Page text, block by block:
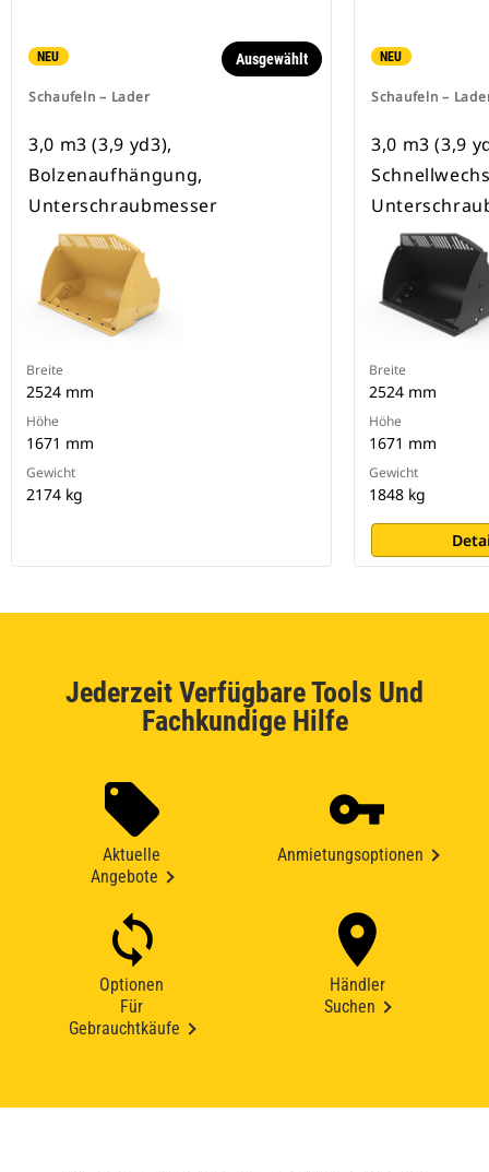
NEU
Schaufeln – Lader
Ausgewählt
3,0 m3 (3,9 yd3),
Bolzenaufhängung,
Unterschraubmesser
Breite
2524 mm
Höhe
1671 mm
Gewicht
2174 kg
NEU
Schaufeln –
3,0 m3 (3,9
Breite
2524 mm
Höhe
1671 mm
Gewicht
1848 kg
Jederzeit Verfügbare Tools Und
Fachkundige Hilfe
Aktuelle
Angebote
Anmietungsoptionen
Optionen
Für
Gebrauchtkäufe
Händler
Suchen